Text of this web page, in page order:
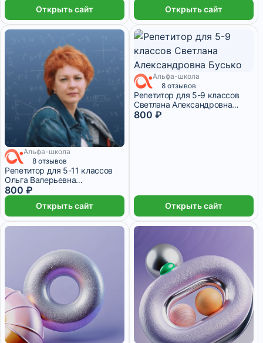
Открыть сайт Открыть сайт
Альфа-школа
8 отзывов
Репетитор для 5-11 классов
Ольга Валерьевна
Неведомская
800 ₽
Открыть сайт
Альфа-школа
8 отзывов
Репетитор для 5-9 классов
Светлана Александровна
Бусько
800 ₽
Открыть сайт